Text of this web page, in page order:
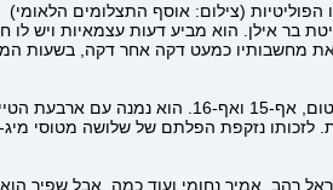
הפוליטיות (צילום: אוסף התצלומים הלאומי)
בר אילן. הוא מביע דעות עצמאיות ויש לו
את מחשבותיו כמעט דקה אחר דקה, בשעות
בשלושים שנותיו בחיל האוויר הוא הספיק להטיס את כל מטוסי הקרב וההפצצה שהיו מאז ועד היום
משפיר. השיאן הוא גיורא אפשטיין, עם 17 הפלות, ואחריו אשר שניר, ישראל רהב, אמיר